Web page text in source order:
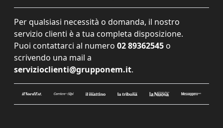
Per qualsiasi necessità o domanda, il nostro
servizio clienti è a tua completa disposizione.
Puoi contattarci al numero 02 89362545 o
scrivendo una mail a
servizioclienti@grupponem.it.